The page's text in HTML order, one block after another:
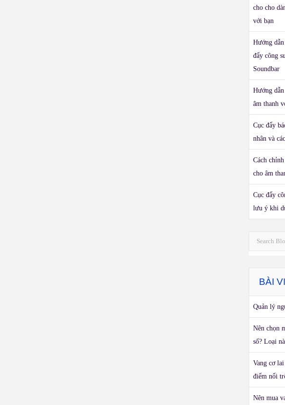
cho cho
với bạn
Hướng
đẩy công
Soundbar
Hướng dẫn
âm thanh
Cục đẩy
nhân và
Cách
cho âm
Cục đẩy
lưu ý khi
BÀI
Quản lý
Nên chọn
số? Loại
Vang cơ
điểm nổi
Nên mua